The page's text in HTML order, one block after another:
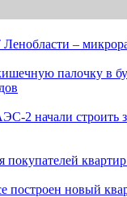
–
палочку в
2 начали строить
построен новый